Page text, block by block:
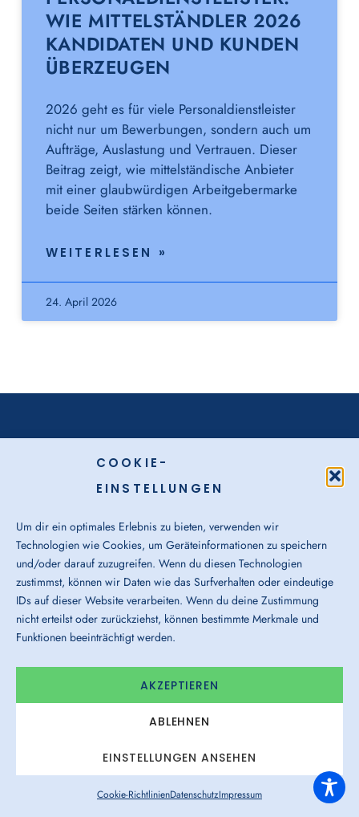
COOKIE-
EINSTELLUNGEN
Um dir ein optimales Erlebnis zu bieten, verwenden wir
Technologien wie Cookies, um Geräteinformationen zu speichern
und/oder darauf zuzugreifen. Wenn du diesen Technologien
zustimmst, können wir Daten wie das Surfverhalten oder eindeutige
IDs auf dieser Website verarbeiten. Wenn du deine Zustimmung
nicht erteilst oder zurückziehst, können bestimmte Merkmale und
Funktionen beeinträchtigt werden.
AKZEPTIEREN
ABLEHNEN
EINSTELLUNGEN ANSEHEN
Cookie-RichtlinienDatenschutzImpressum
WIE MITTELSTÄNDLER 2026
KANDIDATEN UND KUNDEN
ÜBERZEUGEN
2026 geht es für viele Personaldienstleister
nicht nur um Bewerbungen, sondern auch um
Aufträge, Auslastung und Vertrauen. Dieser
Beitrag zeigt, wie mittelständische Anbieter
mit einer glaubwürdigen Arbeitgebermarke
beide Seiten stärken können.
WEITERLESEN »
24. April 2026
Initiativbewerbung
Karriere intern
Unser Bewerbungsprozess
Job Newsletter
Dienstleistungen anfragen
Arbeitnehmerüberlassung
Personalvermittlung
Spezialisierte Leistungen